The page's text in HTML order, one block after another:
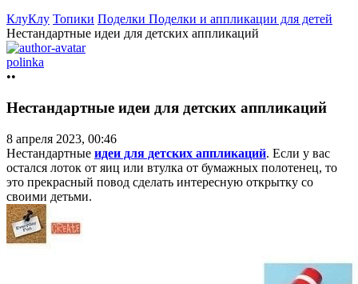
КлуКлу Топики Поделки Поделки и аппликации для детей
Нестандартные идеи для детских аппликаций
polinka
••
Нестандартные идеи для детских аппликаций
8 апреля 2023, 00:46
Нестандартные идеи для детских аппликаций. Если у вас
остался лоток от яиц или втулка от бумажных полотенец, то
это прекрасный повод сделать интересную открытку со
своими детьми.